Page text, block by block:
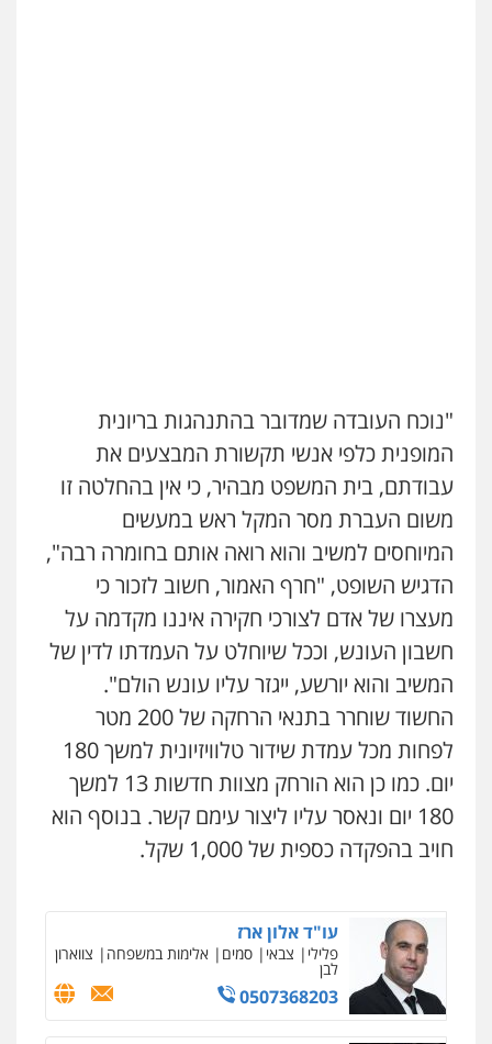
"נוכח העובדה שמדובר בהתנהגות בריונית
המופנית כלפי אנשי תקשורת המבצעים את
עבודתם, בית המשפט מבהיר, כי אין בהחלטה זו
משום העברת מסר המקל ראש במעשים
המיוחסים למשיב והוא רואה אותם בחומרה רבה",
הדגיש השופט, "חרף האמור, חשוב לזכור כי
מעצרו של אדם לצורכי חקירה איננו מקדמה על
חשבון העונש, וככל שיוחלט על העמדתו לדין של
המשיב והוא יורשע, ייגזר עליו עונש הולם".
החשוד שוחרר בתנאי הרחקה של 200 מטר
לפחות מכל עמדת שידור טלוויזיונית למשך 180
יום. כמו כן הוא הורחק מצוות חדשות 13 למשך
180 יום ונאסר עליו ליצור עימם קשר. בנוסף הוא
חויב בהפקדה כספית של 1,000 שקל.
פלילי תעבורה מח"ש אזרחי כלכלי
0505234000
משרד עורכי דין טאי שרקי
פלילי אסירים תעבורה מרב"ד
0547556464
עו"ד יוסי חמצני
פשיעה כלכלית
מס הלבנת הון
0505471497
עו"ד משה פלמור
פלילי כלכלי צווארון לבן עורכי דין לענייני
אסירים
עו"ד אלון ארז
פלילי צבאי סמים אלימות במשפחה צווארון
לבן
0507368203